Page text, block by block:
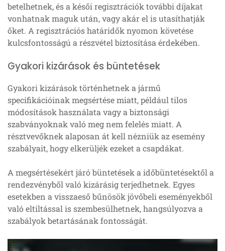
betelhetnek, és a késői regisztrációk további díjakat
vonhatnak maguk után, vagy akár el is utasíthatják
őket. A regisztrációs határidők nyomon követése
kulcsfontosságú a részvétel biztosítása érdekében.
Gyakori kizárások és büntetések
Gyakori kizárások történhetnek a jármű
specifikációinak megsértése miatt, például tilos
módosítások használata vagy a biztonsági
szabványoknak való meg nem felelés miatt. A
résztvevőknek alaposan át kell nézniük az esemény
szabályait, hogy elkerüljék ezeket a csapdákat.
A megsértésekért járó büntetések a időbüntetésektől a
rendezvényből való kizárásig terjedhetnek. Egyes
esetekben a visszaeső bűnösök jövőbeli eseményekből
való eltiltással is szembesülhetnek, hangsúlyozva a
szabályok betartásának fontosságát.